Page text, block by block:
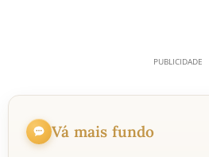
Vá mais fundo